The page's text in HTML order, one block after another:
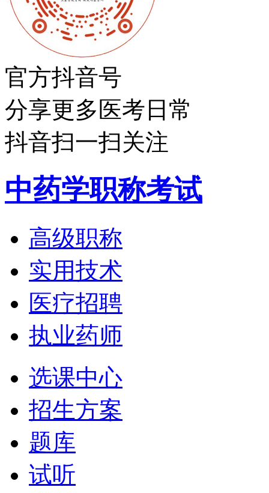
官方抖音号
分享更多医考日常
抖音扫一扫关注
中药学职称考试
高级职称
实用技术
医疗招聘
执业药师
选课中心
招生方案
题库
试听